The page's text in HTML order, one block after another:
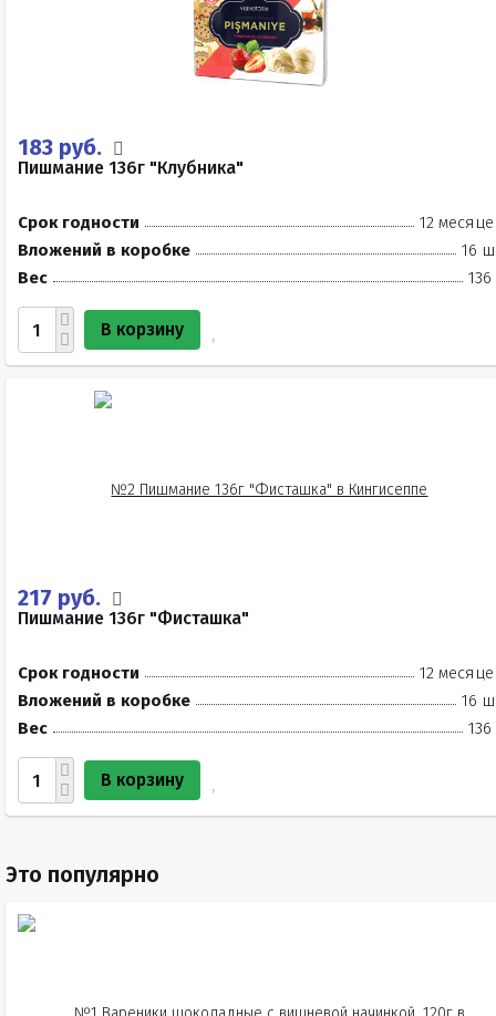
183 руб.
Пишмание 136г "Клубника"
Срок годности
12
Вложений в коробке
16
Вес
136
В корзину
217 руб.
Пишмание 136г "Фисташка"
Срок годности
12
Вложений в коробке
16
Вес
136
В корзину
Это популярно